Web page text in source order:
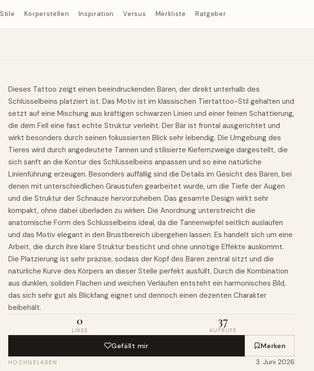
Stile Körperstellen Inspiration Versus Merkliste Ratgeber
Dieses Tattoo zeigt einen beeindruckenden Bären, der direkt unterhalb des
Schlüsselbeins platziert ist. Das Motiv ist im klassischen Tiertattoo-Stil gehalten und
setzt auf eine Mischung aus kräftigen schwarzen Linien und einer feinen Schattierung,
die dem Fell eine fast echte Struktur verleiht. Der Bär ist frontal ausgerichtet und
wirkt besonders durch seinen fokussierten Blick sehr lebendig. Die Umgebung des
Tieres wird durch angedeutete Tannen und stilisierte Kiefernzweige dargestellt, die
sich sanft an die Kontur des Schlüsselbeins anpassen und so eine natürliche
Linienführung erzeugen. Besonders auffällig sind die Details im Gesicht des Bären, bei
denen mit unterschiedlichen Graustufen gearbeitet wurde, um die Tiefe der Augen
und die Struktur der Schnauze hervorzuheben. Das gesamte Design wirkt sehr
kompakt, ohne dabei überladen zu wirken. Die Anordnung unterstreicht die
anatomische Form des Schlüsselbeins ideal, da die Tannenwipfel seitlich auslaufen
und das Motiv elegant in den Brustbereich übergehen lassen. Es handelt sich um eine
Arbeit, die durch ihre klare Struktur besticht und ohne unnötige Effekte auskommt.
Die Platzierung ist sehr präzise, sodass der Kopf des Bären zentral sitzt und die
natürliche Kurve des Körpers an dieser Stelle perfekt ausfüllt. Durch die Kombination
aus dunklen, soliden Flächen und weichen Verläufen entsteht ein harmonisches Bild,
das sich sehr gut als Blickfang eignet und dennoch einen dezenten Charakter
beibehält.
0
LIKES
37
AUFRUFE
Gefällt mir Merken
HOCHGELADEN 3. Juni 2026